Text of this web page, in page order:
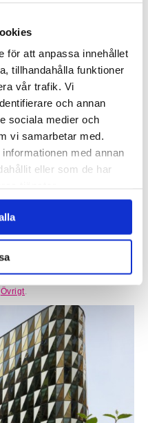
för att anpassa innehållet
tillhandahålla funktioner
vår trafik. Vi
och annan
sociala medier och
vi samarbetar med.
med annan
eller som de har
stadsmiljöpris, ritad av
Övrigt